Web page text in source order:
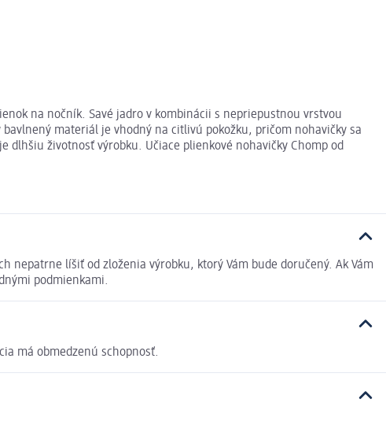
na nočník. Savé jadro v kombinácii s nepriepustnou vrstvou
materiál je vhodný na citlivú pokožku, pričom nohavičky sa
dlhšiu životnosť výrobku. Učiace plienkové nohavičky Chomp od
nepatrne líšiť od zloženia výrobku, ktorý Vám bude doručený. Ak Vám
podmienkami.
má obmedzenú schopnosť.